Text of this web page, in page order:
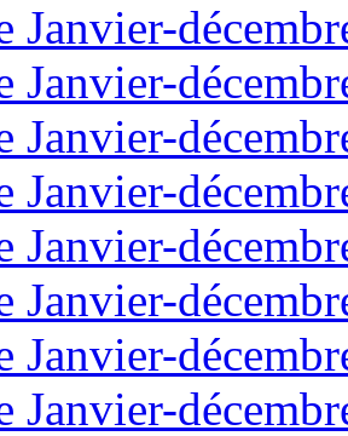
Janvier-
Janvier-
Janvier-
Janvier-
Janvier-
Janvier-
Janvier-
Janvier-